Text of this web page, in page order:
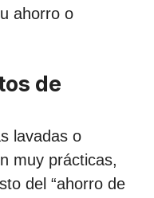
ahorro o
de
lavadas o
muy prácticas,
del “ahorro de